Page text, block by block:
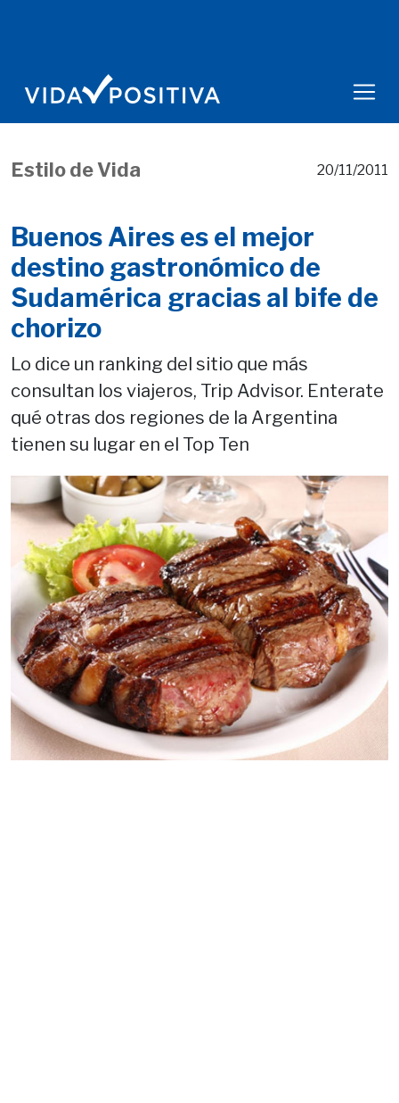
Estilo de Vida 20/11/2011
Buenos Aires es el mejor
destino gastronómico de
Sudamérica gracias al bife de
chorizo
Lo dice un ranking del sitio que más
consultan los viajeros, Trip Advisor. Enterate
qué otras dos regiones de la Argentina
tienen su lugar en el Top Ten